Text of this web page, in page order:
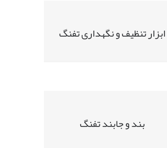
ابزار تنظیف و نگهداری تفنگ
بند و جابند تفنگ